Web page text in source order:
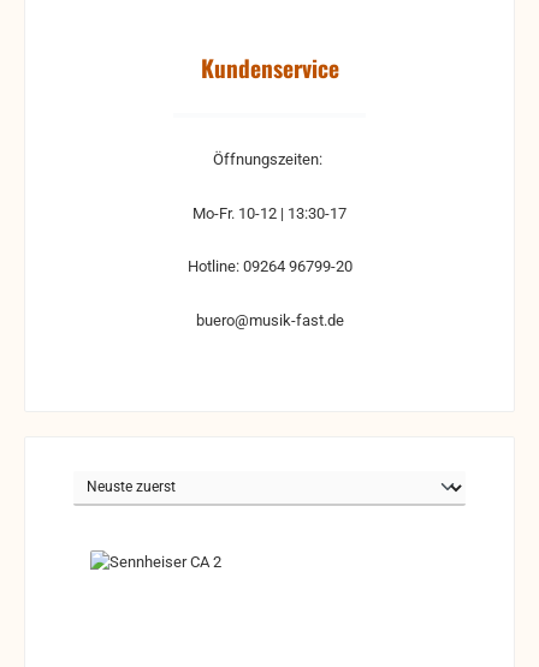
Kundenservice
Öffnungszeiten:
Mo-Fr. 10-12 | 13:30-17
Hotline: 09264 96799-20
buero@musik-fast.de